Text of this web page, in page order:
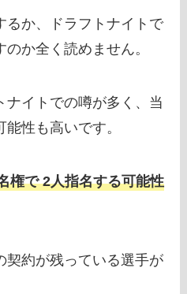
るか、ドラフトナイトで
か全く読めません。
ナイトでの噂が多く、当
性も高いです。
権で 2人指名する可能性
契約が残っている選手が